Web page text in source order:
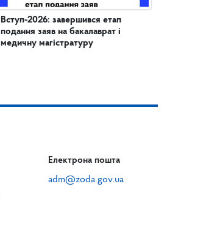
Вступ-2026: завершився етап
подання заяв на бакалаврат і
медичну магістратуру
Електрона пошта
adm@zoda.gov.ua